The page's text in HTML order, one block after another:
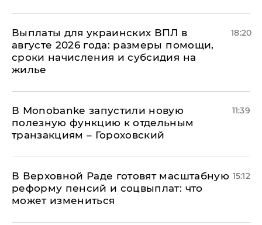
Выплаты для украинских ВПЛ в
августе 2026 года: размеры помощи,
сроки начисления и субсидия на
жилье
18:20
В Мonobankе запустили новую
полезную функцию к отдельным
транзакциям – Гороховский
11:39
В Верховной Раде готовят масштабную
реформу пенсий и соцвыплат: что
может измениться
15:12